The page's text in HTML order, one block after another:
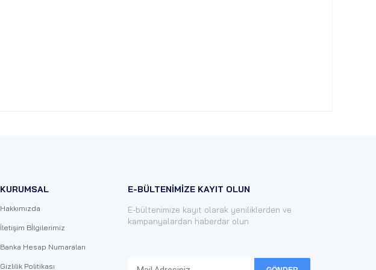
KURUMSAL
Hakkımızda
İletişim Bİlgilerimiz
Banka Hesap Numaraları
Gizlilik Politikası
E-BÜLTENİMİZE KAYIT OLUN
E-bültenimize kayıt olarak yeniliklerden ve
kampanyalardan haberdar olun